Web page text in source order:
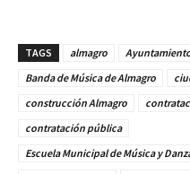
TAGS almagro
Banda de Música de Almagro
construcción Almagro
contratación pública
Escuela Municipal de Música y